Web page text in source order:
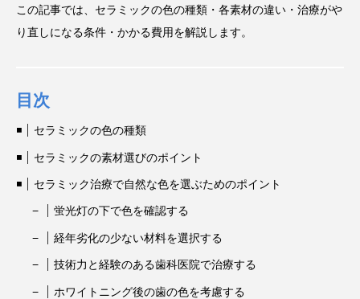
この記事では、セラミックの色の種類・各素材の違い・治療がや
り直しになる条件・かかる費用を解説します。
目次
セラミックの色の種類
セラミックの素材選びのポイント
セラミック治療で自然な色を選ぶためのポイント
蛍光灯の下で色を確認する
経年劣化の少ない材料を選択する
技術力と経験のある歯科医院で治療する
ホワイトニング後の歯の色を考慮する